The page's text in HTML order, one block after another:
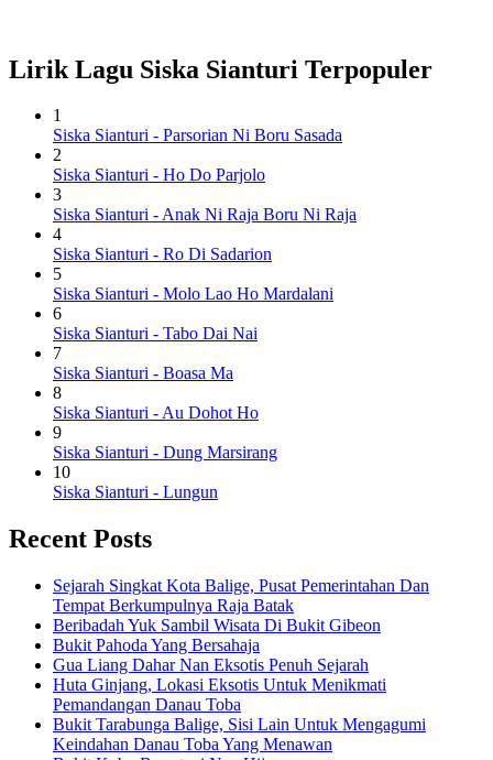
Lirik Lagu Siska Sianturi Terpopuler
1
Siska Sianturi - Parsorian Ni Boru Sasada
2
Siska Sianturi - Ho Do Parjolo
3
Siska Sianturi - Anak Ni Raja Boru Ni Raja
4
Siska Sianturi - Ro Di Sadarion
5
Siska Sianturi - Molo Lao Ho Mardalani
6
Siska Sianturi - Tabo Dai Nai
7
Siska Sianturi - Boasa Ma
8
Siska Sianturi - Au Dohot Ho
9
Siska Sianturi - Dung Marsirang
10
Siska Sianturi - Lungun
Recent Posts
Sejarah Singkat Kota Balige, Pusat Pemerintahan Dan
Tempat Berkumpulnya Raja Batak
Beribadah Yuk Sambil Wisata Di Bukit Gibeon
Bukit Pahoda Yang Bersahaja
Gua Liang Dahar Nan Eksotis Penuh Sejarah
Huta Ginjang, Lokasi Eksotis Untuk Menikmati
Pemandangan Danau Toba
Bukit Tarabunga Balige, Sisi Lain Untuk Mengagumi
Keindahan Danau Toba Yang Menawan